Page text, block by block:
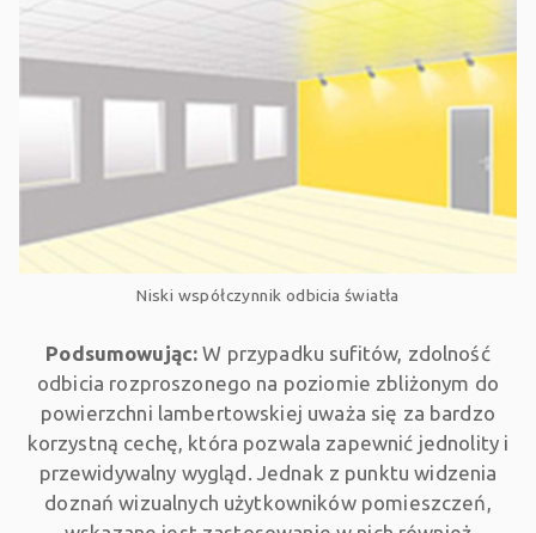
Niski współczynnik odbicia światła
Podsumowując:W przypadku sufitów, zdolność
odbicia rozproszonego na poziomie zbliżonym do
powierzchni lambertowskiej uważa się za bardzo
korzystną cechę, która pozwala zapewnić jednolity i
przewidywalny wygląd. Jednak z punktu widzenia
doznań wizualnych użytkowników pomieszczeń,